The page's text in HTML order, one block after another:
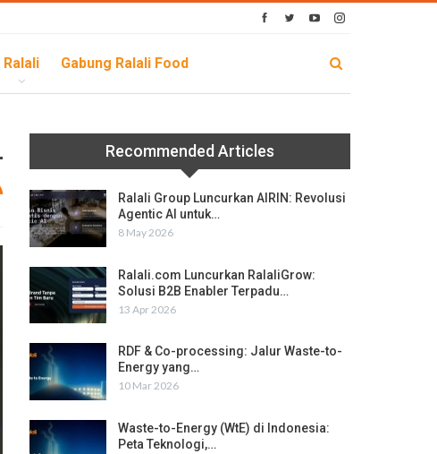
Ralali Gabung Ralali Food
Recommended Articles
Ralali Group Luncurkan AIRIN: Revolusi
Agentic AI untuk…
8 May 2026
Ralali.com Luncurkan RalaliGrow:
Solusi B2B Enabler Terpadu…
13 Apr 2026
RDF & Co-processing: Jalur Waste-to-
Energy yang…
10 Mar 2026
Waste-to-Energy (WtE) di Indonesia:
Peta Teknologi,…